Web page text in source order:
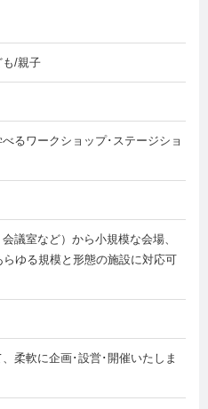
も/親子
るワークショップ･ステージショ
議室など）から小規模な会場、
ゆる規模と形態の施設に対応可
柔軟に企画･設営･開催いたしま